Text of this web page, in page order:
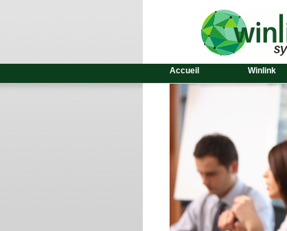
Accueil Winlink